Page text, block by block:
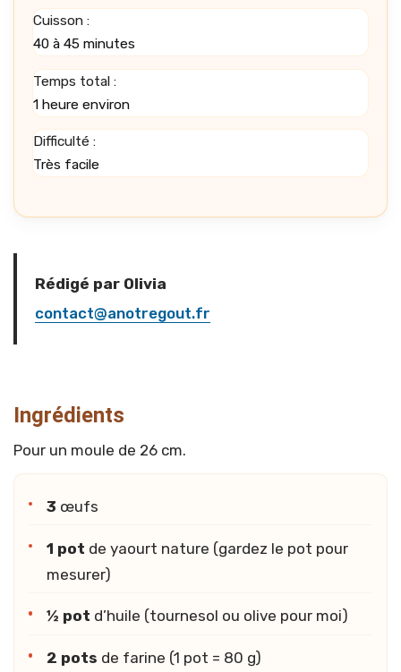
Cuisson :
40 à 45 minutes
Temps total :
1 heure environ
Difficulté :
Très facile
Rédigé par Olivia
contact@anotregout.fr
Ingrédients
Pour un moule de 26 cm.
3 œufs
1 pot de yaourt nature (gardez le pot pour
mesurer)
½ pot d’huile (tournesol ou olive pour moi)
2 pots de farine (1 pot = 80 g)